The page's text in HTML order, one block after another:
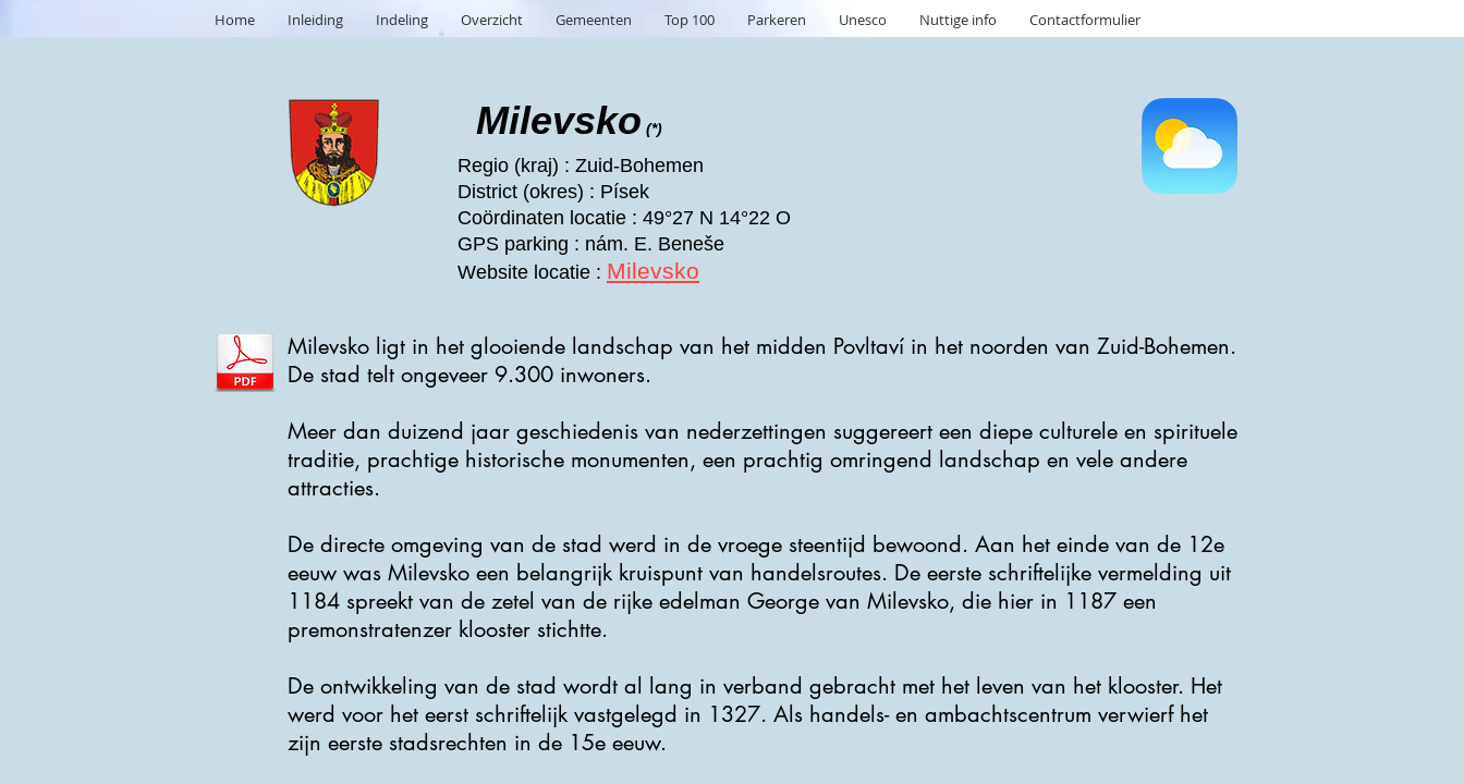
Home Inleiding Indeling Overzicht Gemeenten Top 100 Parkeren Unesco Nuttige info Contactformulier
Milevsko (*)
Regio (kraj) : Zuid-Bohemen
District (okres) : Písek
Coördinaten locatie : 49°27 N 14°22 O
GPS parking : nám. E. Beneše
Website locatie : Milevsko
Milevsko ligt in het glooiende landschap van het midden Povltaví in het noorden van Zuid-Bohemen.
De stad telt ongeveer 9.300 inwoners.
Meer dan duizend jaar geschiedenis van nederzettingen suggereert een diepe culturele en spirituele
traditie, prachtige historische monumenten, een prachtig omringend landschap en vele andere
attracties.
De directe omgeving van de stad werd in de vroege steentijd bewoond. Aan het einde van de 12e
eeuw was Milevsko een belangrijk kruispunt van handelsroutes. De eerste schriftelijke vermelding uit
1184 spreekt van de zetel van de rijke edelman George van Milevsko, die hier in 1187 een
premonstratenzer klooster stichtte.
De ontwikkeling van de stad wordt al lang in verband gebracht met het leven van het klooster. Het
werd voor het eerst schriftelijk vastgelegd in 1327. Als handels- en ambachtscentrum verwierf het
zijn eerste stadsrechten in de 15e eeuw.